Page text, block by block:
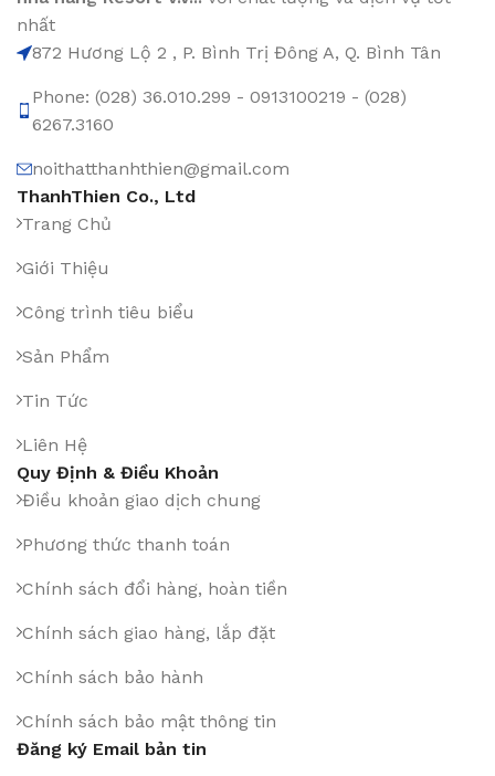
nhất
872 Hương Lộ 2 , P. Bình Trị Đông A, Q. Bình Tân
Phone: (028) 36.010.299 - 0913100219 - (028)
6267.3160
noithatthanhthien@gmail.com
ThanhThien Co., Ltd
Trang Chủ
Giới Thiệu
Công trình tiêu biểu
Sản Phẩm
Tin Tức
Liên Hệ
Quy Định & Điều Khoản
Điều khoản giao dịch chung
Phương thức thanh toán
Chính sách đổi hàng, hoàn tiền
Chính sách giao hàng, lắp đặt
Chính sách bảo hành
Chính sách bảo mật thông tin
Đăng ký Email bản tin